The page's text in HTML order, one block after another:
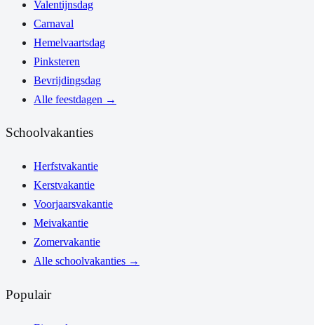
Valentijnsdag
Carnaval
Hemelvaartsdag
Pinksteren
Bevrijdingsdag
Alle feestdagen →
Schoolvakanties
Herfstvakantie
Kerstvakantie
Voorjaarsvakantie
Meivakantie
Zomervakantie
Alle schoolvakanties →
Populair